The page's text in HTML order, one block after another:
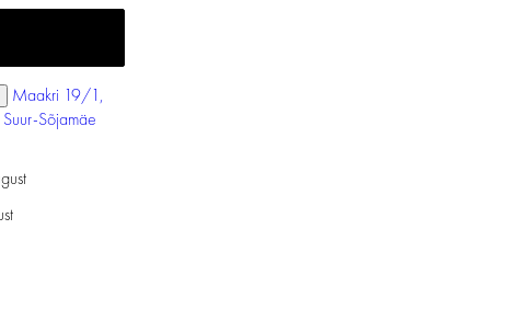
Maakri 19/1,
Sõjamäe